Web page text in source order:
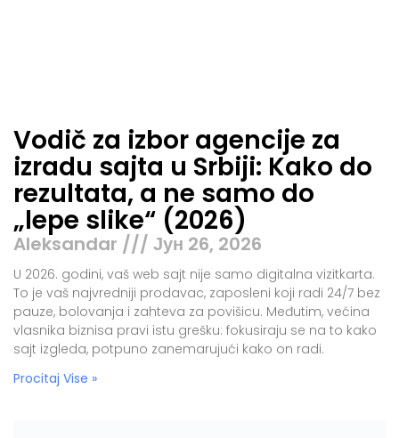
izradu sajta u Srbiji: Kako do
rezultata, a ne samo do
„lepe slike“ (2026)
Aleksandar Јун 26, 2026
U 2026. godini, vaš web sajt nije samo digitalna vizitkarta.
pauze, bolovanja i zahteva za povišicu. Međutim, većina
vlasnika biznisa pravi istu grešku: fokusiraju se na to kako
sajt izgleda, potpuno zanemarujući kako on radi.
Procitaj Vise »